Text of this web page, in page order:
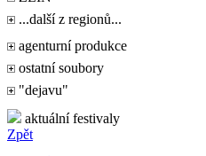
...další z regionů...
agenturní produkce
ostatní soubory
"dejavu"
aktuální festivaly
Zpět